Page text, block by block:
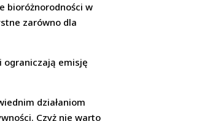
bioróżnorodności w
zarówno dla
ograniczają emisję
działaniom
Czyż nie warto